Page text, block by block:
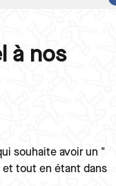
à nos
souhaite avoir un "
et tout en étant dans